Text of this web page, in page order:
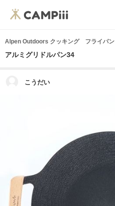
Alpen Outdoors クッキング フライパン
アルミグリドルパン34
こうだい